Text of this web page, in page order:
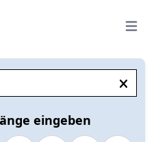
Open
eingeben